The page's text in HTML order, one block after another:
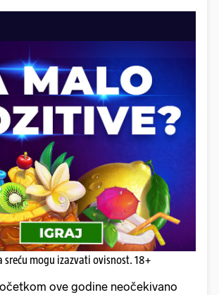
sreću mogu izazvati ovisnost. 18+
ove godine neočekivano